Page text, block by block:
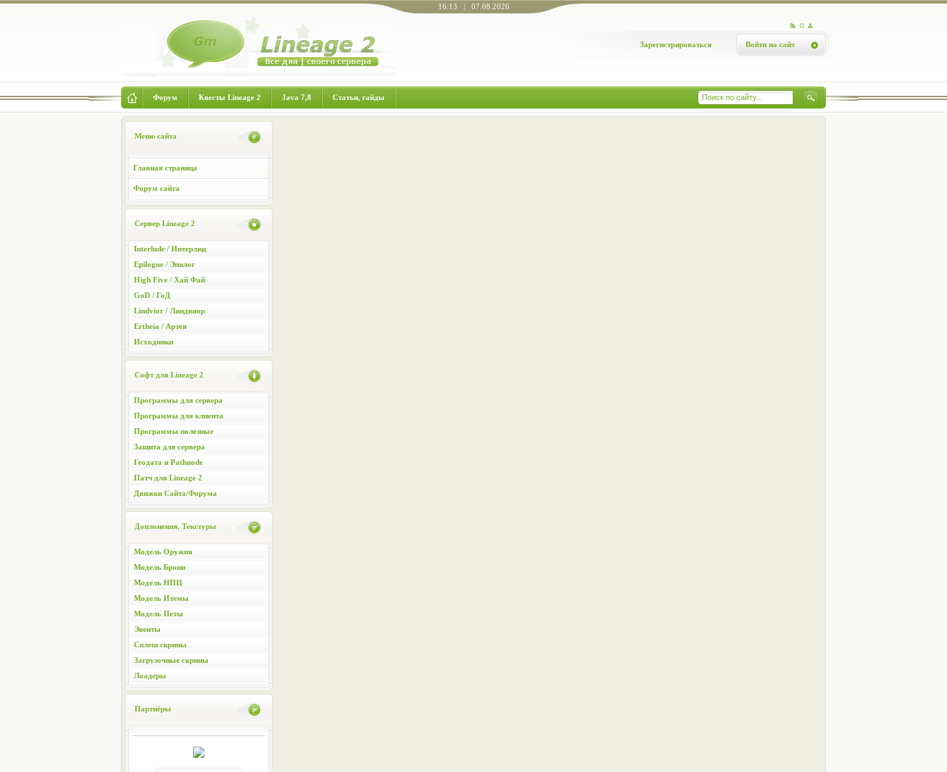
16:13 | 07.08.2026
Войти на сайт
Зарегистрироваться
Форум Квесты Lineage 2 Java 7,8 Статьи, гайды
Меню сайта
Главная страница
Форум сайта
Сервер Lineage 2
Interlude / Интерлюд
Epilogue / Эпилог
High Five / Хай Фай
GoD / ГоД
Lindvior / Линдвиор
Ertheia / Артея
Исходники
Софт для Lineage 2
Программы для сервера
Программы для клиента
Программы полезные
Защита для сервера
Геодата и Pathnode
Патч для Lineage 2
Движки Сайта/Форума
Доплонения, Текстуры
Модель Оружия
Модель Брони
Модель НПЦ
Модель Итемы
Модель Петы
Эвенты
Сплеш скрины
Загрузочные скрины
Лоадеры
Партнёры